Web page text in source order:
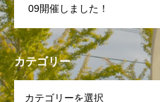
09開催しました！
カテゴリー